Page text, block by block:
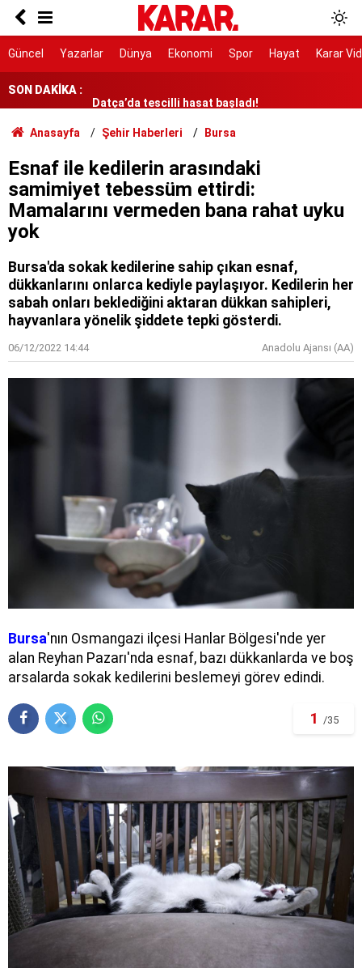
Güncel Yazarlar Dünya Ekonomi Spor Hayat Karar
SON DAKİKA :
Bakanlıktan Doğan ailesine destek
Prof. Dr. Özgenç’ten Demirtaş yorumu
YENİ Parti'den 'yeni nesil siyaset' çıkışı
Kuraklığa kafa tutuyor, hem bitkisi hem yağı
kullanılıyor!
Anasayfa Şehir Haberleri Bursa
Esnaf ile kedilerin arasındaki
samimiyet tebessüm ettirdi:
Mamalarını vermeden bana rahat uyku
yok
Bursa'da sokak kedilerine sahip çıkan esnaf,
dükkanlarını onlarca kediyle paylaşıyor. Kedilerin her
sabah onları beklediğini aktaran dükkan sahipleri,
hayvanlara yönelik şiddete tepki gösterdi.
06/12/2022 14:44 Anadolu Ajansı (AA)
Bursa'nın Osmangazi ilçesi Hanlar Bölgesi'nde yer
alan Reyhan Pazarı'nda esnaf, bazı dükkanlarda ve boş
arsalarda sokak kedilerini beslemeyi görev edindi.
1 /35